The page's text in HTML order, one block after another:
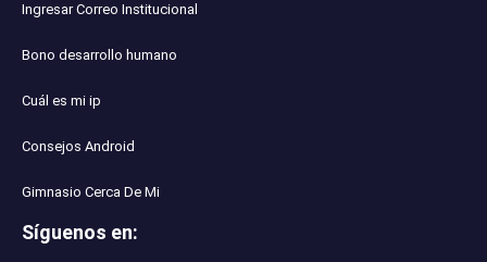
Ingresar Correo Institucional
Bono desarrollo humano
Cuál es mi ip
Consejos Android
Gimnasio Cerca De Mi
Síguenos en: